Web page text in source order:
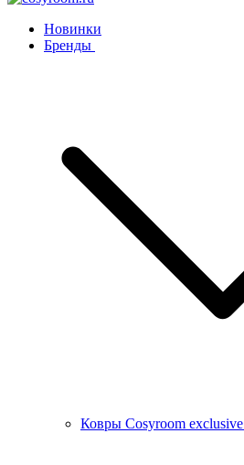
Новинки
Бренды
Ковры Cosyroom exclusive